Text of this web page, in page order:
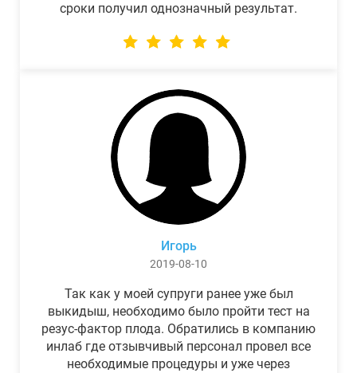
сроки получил однозначный результат.
Игорь
2019-08-10
Так как у моей супруги ранее уже был
выкидыш, необходимо было пройти тест на
резус-фактор плода. Обратились в компанию
инлаб где отзывчивый персонал провел все
необходимые процедуры и уже через